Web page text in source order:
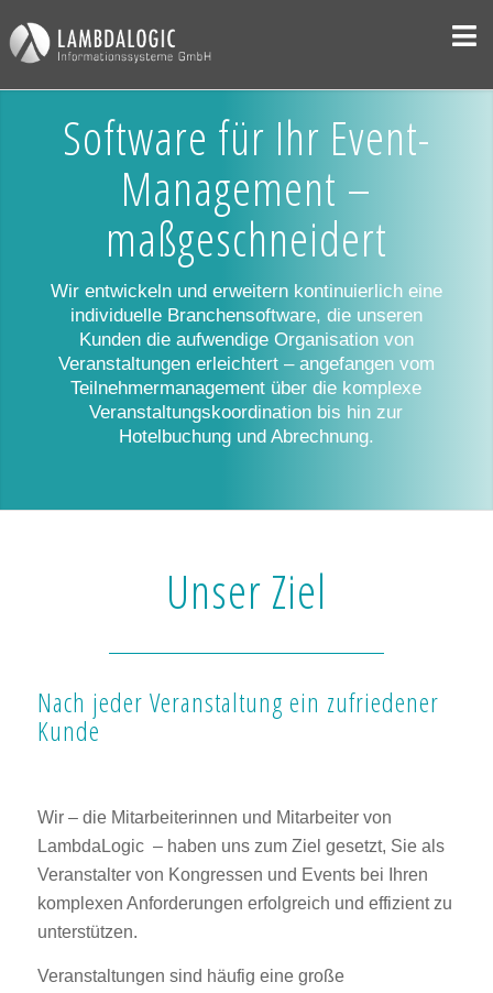
Software für Ihr Event-
Management –
maßgeschneidert
Wir entwickeln und erweitern kontinuierlich eine
individuelle Branchensoftware, die unseren
Kunden die aufwendige Organisation von
Veranstaltungen erleichtert – angefangen vom
Teilnehmermanagement über die komplexe
Veranstaltungskoordination bis hin zur
Hotelbuchung und Abrechnung.
Unser Ziel
Nach jeder Veranstaltung ein zufriedener
Kunde
Wir – die Mitarbeiterinnen und Mitarbeiter von
LambdaLogic – haben uns zum Ziel gesetzt, Sie als
Veranstalter von Kongressen und Events bei Ihren
komplexen Anforderungen erfolgreich und effizient zu
unterstützen.
Veranstaltungen sind häufig eine große